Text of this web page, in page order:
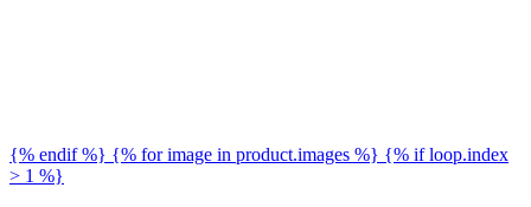
{% endif %} {% for image in product.images %} {% if loop.index
> 1 %}